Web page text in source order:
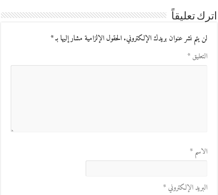
اترك تعليقاً
لن يتم نشر عنوان بريدك الإلكتروني.الحقول الإلزامية مشار إليها بـ*
التعليق*
الاسم*
البريد الإلكتروني*